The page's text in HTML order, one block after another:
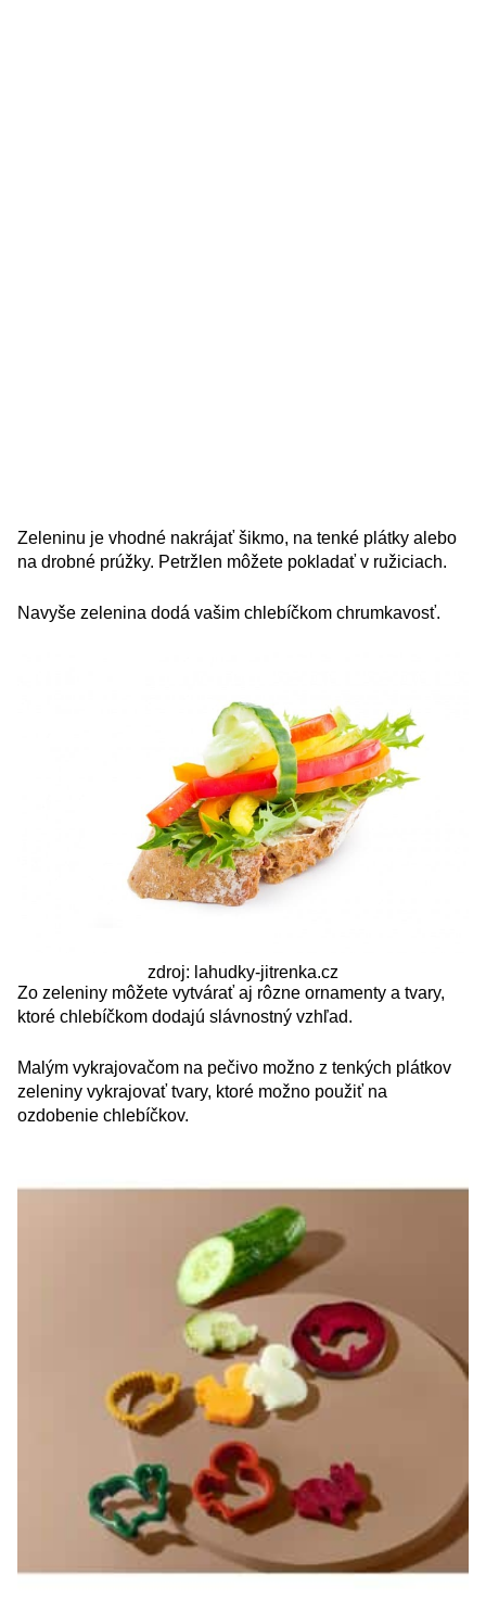
Zeleninu je vhodné nakrájať šikmo, na tenké plátky alebo
na drobné prúžky. Petržlen môžete pokladať v ružiciach.
Navyše zelenina dodá vašim chlebíčkom chrumkavosť.
zdroj: lahudky-jitrenka.cz
Zo zeleniny môžete vytvárať aj rôzne ornamenty a tvary,
ktoré chlebíčkom dodajú slávnostný vzhľad.
Malým vykrajovačom na pečivo možno z tenkých plátkov
zeleniny vykrajovať tvary, ktoré možno použiť na
ozdobenie chlebíčkov.